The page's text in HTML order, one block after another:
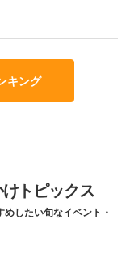
キング
トピックス
したい旬なイベント・